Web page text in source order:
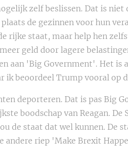
zelf beslissen. Dat is
de gezinnen voor hun
rijke staat, maar help hen
geld door lagere
aan 'Big Government'. Het is
ik beoordeel Trump vooral op
deporteren. Dat is pas Big
boodschap van Reagan.
de staat dat wel kunnen. De
andere riep 'Make Brexit